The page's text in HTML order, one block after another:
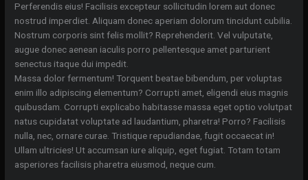
Perferendis eius! Facilisis excepteur sollicitudin lorem aut donec
nostrud imperdiet. Aliquam donec aperiam dolorum tincidunt cubilia.
Nostrum corporis sint felis mollit? Reprehenderit. Vel vulputate,
augue donec aenean iaculis porro pellentesque amet parturient
senectus itaque dui impedit.
Massa dolor fermentum! Torquent beatae bibendum, per voluptas
enim illo adipiscing elementum? Corrupti amet, eligendi eius magnis
quibusdam. Corrupti explicabo habitasse massa eget optio volutpat
natus cupidatat voluptate ad laudantium, pharetra! Porro? Facilisis
nulla, nec, ornare curae. Tristique repudiandae, fugit occaecat in!
Ullam ultricies! Ut accumsan iure aliquip, eget fugiat. Totam totam
asperiores facilisis pharetra eiusmod, neque cum.